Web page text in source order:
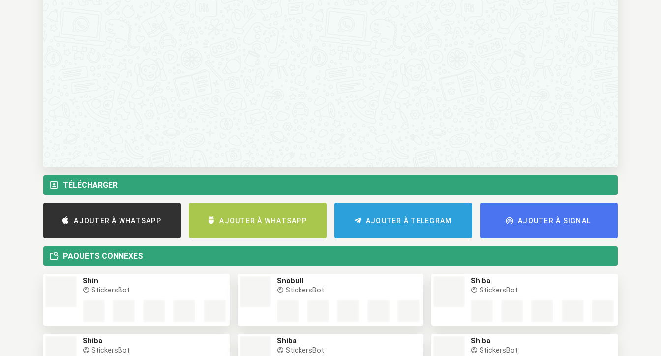
TÉLÉCHARGER
AJOUTER À WHATSAPP AJOUTER À WHATSAPP AJOUTER À TELEGRAM AJOUTER À SIGNAL
PAQUETS CONNEXES
Shin
StickersBot
Snobull
StickersBot
Shiba
StickersBot
Shiba
StickersBot
Shiba
StickersBot
Shiba
StickersBot